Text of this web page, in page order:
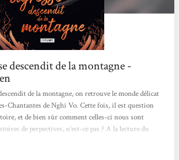
descendit de la montagne -
de la montagne, on retrouve le monde délicat
Chantantes de Nghi Vo. Cette fois, il est question
et de bien sûr comment celles-ci nous sont
de perpectives, n’est-ce pas ? A la lecture du
ou du moins nous laisser perplexe. En effet, il